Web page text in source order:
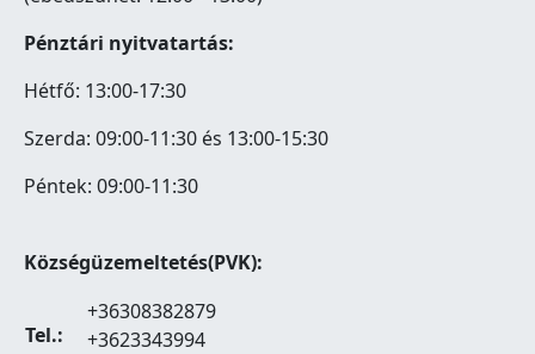
Pénztári nyitvatartás:
Hétfő: 13:00-17:30
Szerda: 09:00-11:30 és 13:00-15:30
Péntek: 09:00-11:30
Községüzemeltetés(PVK):
Tel.:
+36308382879
+3623343994